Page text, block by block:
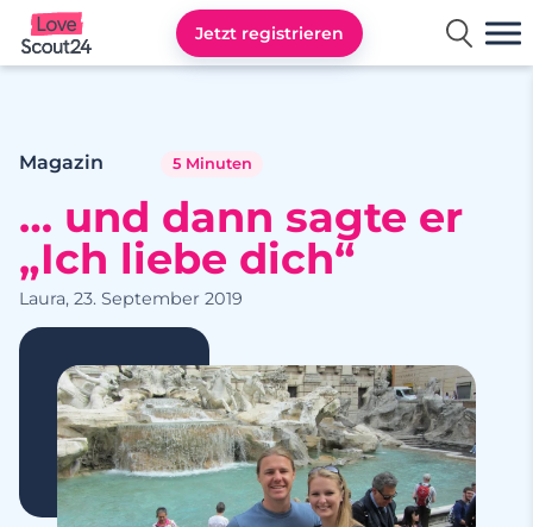
Lovescout24
Jetzt registrieren
Magazin 5 Minuten
… und dann sagte er
„Ich liebe dich“
Laura, 23. September 2019